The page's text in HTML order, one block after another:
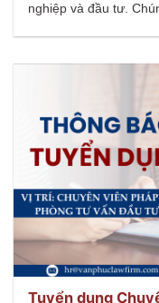
nghiệp và đầu tư.
Tuyển dụng